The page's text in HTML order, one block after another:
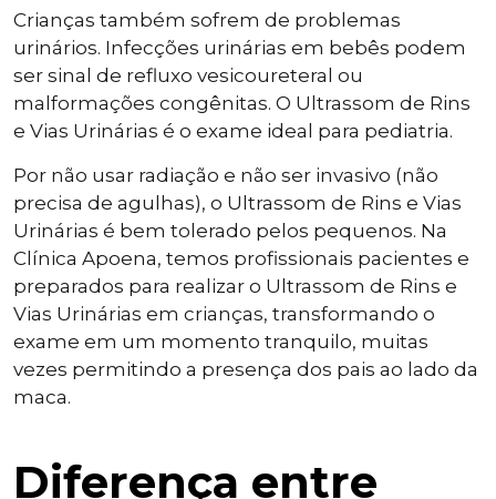
Crianças também sofrem de problemas
urinários. Infecções urinárias em bebês podem
ser sinal de refluxo vesicoureteral ou
malformações congênitas. O Ultrassom de Rins
e Vias Urinárias é o exame ideal para pediatria.
Por não usar radiação e não ser invasivo (não
precisa de agulhas), o Ultrassom de Rins e Vias
Urinárias é bem tolerado pelos pequenos. Na
Clínica Apoena, temos profissionais pacientes e
preparados para realizar o Ultrassom de Rins e
Vias Urinárias em crianças, transformando o
exame em um momento tranquilo, muitas
vezes permitindo a presença dos pais ao lado da
maca.
Diferença entre